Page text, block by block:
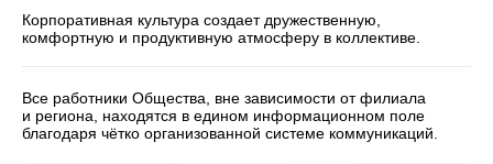
Корпоративная культура создает дружественную,
комфортную и продуктивную атмосферу в коллективе.
Все работники Общества, вне зависимости от филиала
и региона, находятся в едином информационном поле
благодаря чётко организованной системе коммуникаций.